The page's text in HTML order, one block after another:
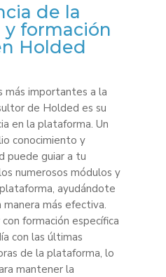
de la
formación
Holded
más importantes a la
de Holded es su
en la plataforma. Un
conocimiento y
puede guiar a tu
numerosos módulos y
ayudándote
más efectiva.
formación específica
con las últimas
de la plataforma, lo
mantener la